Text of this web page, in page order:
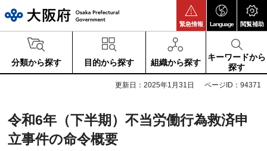
緊急情報 Language 閲覧補助
分類から探す 目的から探す 組織から探す
キーワードから
探す
更新日：2025年1月31日 ページID：94371
令和6年（下半期）不当労働行為救済申
立事件の命令概要